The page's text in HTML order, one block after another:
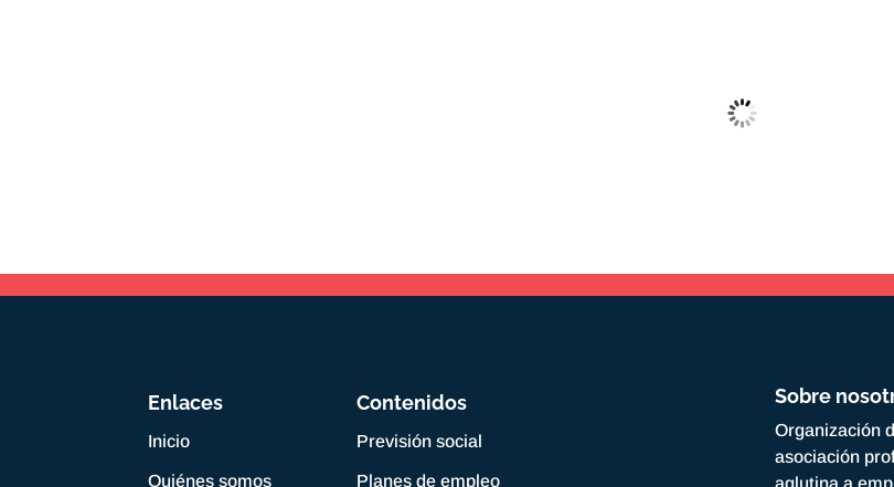
Enlaces
Inicio
Quiénes somos
Contenidos
Previsión social
Planes de empleo
Sobre
Organización
asociación